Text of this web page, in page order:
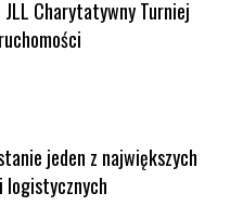
JLL Charytatywny Turniej
jeden z największych
logistycznych